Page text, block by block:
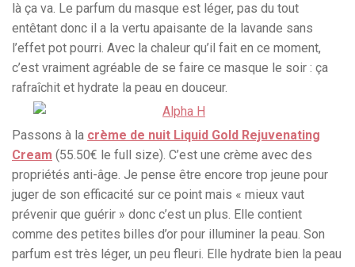
là ça va. Le parfum du masque est léger, pas du tout
entêtant donc il a la vertu apaisante de la lavande sans
l’effet pot pourri. Avec la chaleur qu’il fait en ce moment,
c’est vraiment agréable de se faire ce masque le soir : ça
rafraîchit et hydrate la peau en douceur.
Passons à la crème de nuit Liquid Gold Rejuvenating
Cream (55.50€ le full size). C’est une crème avec des
propriétés anti-âge. Je pense être encore trop jeune pour
juger de son efficacité sur ce point mais « mieux vaut
prévenir que guérir » donc c’est un plus. Elle contient
comme des petites billes d’or pour illuminer la peau. Son
parfum est très léger, un peu fleuri. Elle hydrate bien la peau